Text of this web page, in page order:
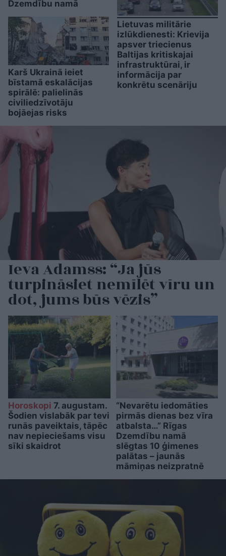
Dzemdību namā
Karš Ukrainā ieiet
bīstamā eskalācijas
spirālē: palielinās
civiliedzīvotāju
bojāejas risks
Lietuvas militārie
izlūkdienesti: Krievija
apsver triecienus
Baltijas kritiskajai
infrastruktūrai, ir
informācija par
konkrētu scenāriju
Ieva Adamss: “Ja jūs
turpināsiet nemīlēt vīru un
dot, jums būs vēzis”
Horoskopi 7. augustam.
Šodien vislabāk par tevi
runās paveiktais, tāpēc
nav nepieciešams visu
sīki skaidrot
“Nevarētu iedomāties
pirmās dienas bez vīra
atbalsta…” Rīgas
Dzemdību namā
slēgtas 10 ģimenes
palātas – jaunās
māmiņas neizpratnē